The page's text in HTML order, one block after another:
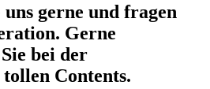
gerne und fragen
Gerne
bei der
Contents.